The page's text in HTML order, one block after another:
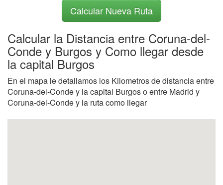
Calcular Nueva Ruta
Calcular la Distancia entre Coruna-del-
Conde y Burgos y Como llegar desde
la capital Burgos
En el mapa le detallamos los Kilometros de distancia entre
Coruna-del-Conde y la capital Burgos o entre Madrid y
Coruna-del-Conde y la ruta como llegar